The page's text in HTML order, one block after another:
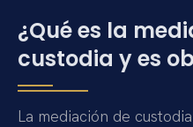
¿Qué es la
custodia y es
La mediación de